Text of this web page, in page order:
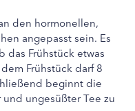
den hormonellen,
angepasst sein. Es
das Frühstück etwas
Frühstück darf 8
beginnt die
ungesüßter Tee zu